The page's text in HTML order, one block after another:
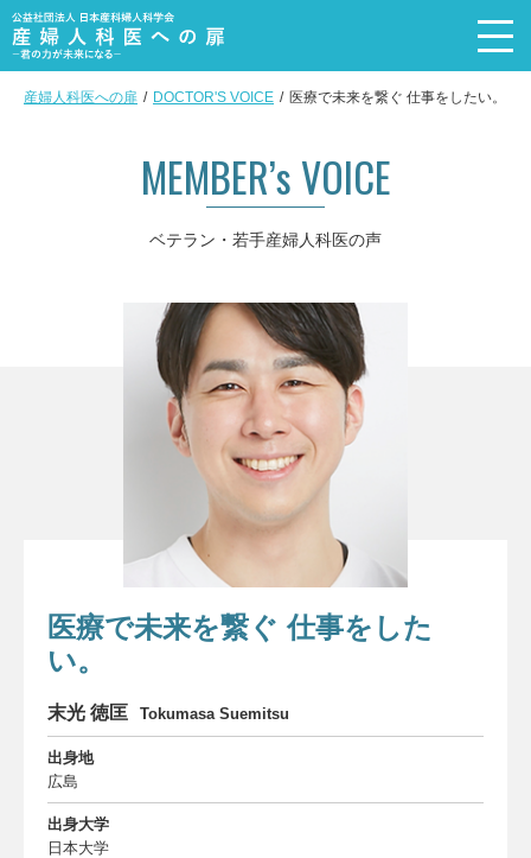
メッセージ
産婦人科を選ぶ理由
産婦人科医の4職種+α
産婦人科医の声
産婦人科医の実態
お知らせ
Information
お問い合わせ
Contact
ダウンロード
Download
THANKS
THANKS
産婦人科医への扉 DOCTOR'S VOICE 医療で未来を繋ぐ 仕事をしたい。
MEMBER’s VOICE
ベテラン・若手産婦人科医の声
医療で未来を繋ぐ 仕事をした
い。
末光 徳匡 Tokumasa Suemitsu
出身地
広島
出身大学
日本大学